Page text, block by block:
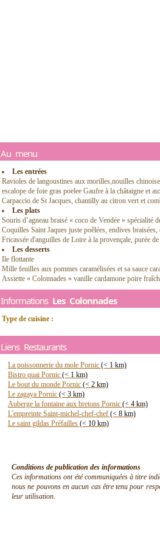
Au menu
Les entrées
Ravioles de langoustines aux morilles,nouilles
escalope de foie gras poelee Gaufre à la châtaigne et
Carpaccio de St Jacques, chantilly au citron vert et
Les plats
Souris d’agneau braisé « coco de Vendée » spécialité
Coquilles Saint Jaques juste poêlées, endives
Fricassée d'anguilles de Loire à la provençale, purée
Les desserts
Ile flottante
Mille feuilles aux pommes caramélisées et sa sauce
Assiette « Colonnades » vanille cardamone poire
Informations Les Colonnades
Type de cuisine :
Liens Restaurants
La poissonnerie du mole Pornic (< 1 km)
Bistro quai Pornic (< 1 km)
Le bout du monde Pornic (< 2 km)
Le zagaya Pornic (< 3 km)
Auberge la fontaine aux bretons Pornic (< 4 km)
L'empreinte Saint-michel-chef-chef (< 8 km)
Le saint gildas Préfailles (< 10 km)
Conditions de publication des informations
Ces informations ont été communiquées à titre
nous ne pouvons en aucun cas être tenu pour
leur utilisation.